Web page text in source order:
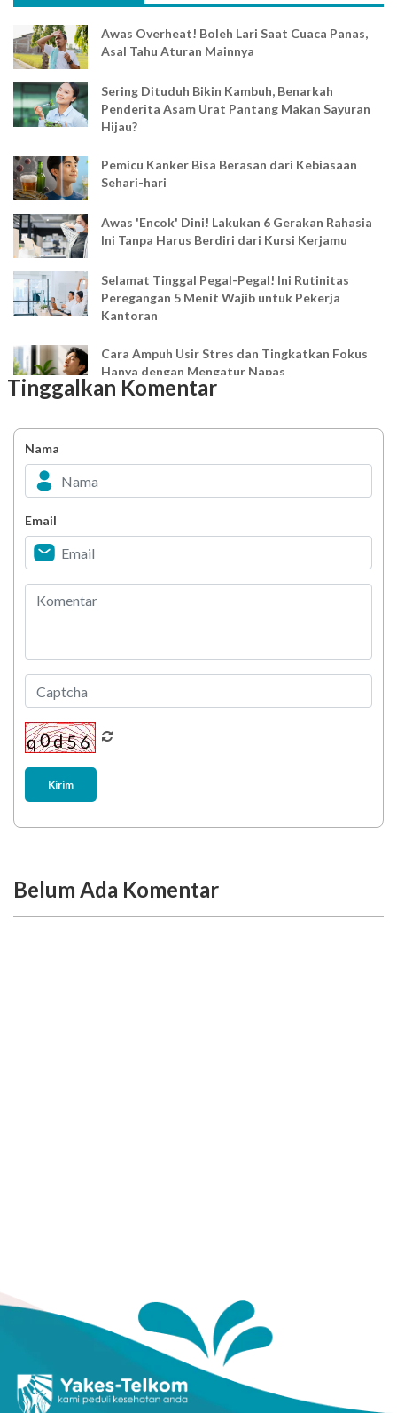
Awas Overheat! Boleh Lari Saat Cuaca Panas,
Asal Tahu Aturan Mainnya
Sering Dituduh Bikin Kambuh, Benarkah
Penderita Asam Urat Pantang Makan Sayuran
Hijau?
Pemicu Kanker Bisa Berasan dari Kebiasaan
Sehari-hari
Awas 'Encok' Dini! Lakukan 6 Gerakan Rahasia
Ini Tanpa Harus Berdiri dari Kursi Kerjamu
Selamat Tinggal Pegal-Pegal! Ini Rutinitas
Peregangan 5 Menit Wajib untuk Pekerja
Kantoran
Cara Ampuh Usir Stres dan Tingkatkan Fokus
Hanya dengan Mengatur Napas
Bahagia dalam Tubuh
Minuman Manis, Teman atau Ancaman?
Berani Selesaikan Challenge 6.000 Langkah?
Tinggalkan Komentar
Nama
Email
Kirim
Belum Ada Komentar